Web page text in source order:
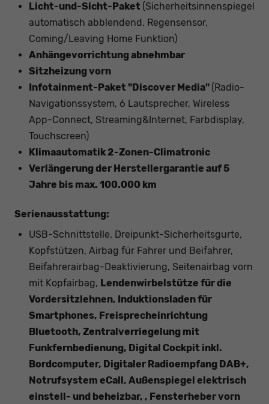
Licht-und-Sicht-Paket (Sicherheitsinnenspiegel
automatisch abblendend, Regensensor,
Coming/Leaving Home Funktion)
Anhängevorrichtung abnehmbar
Sitzheizung vorn
Infotainment-Paket "Discover Media" (Radio-
Navigationssystem, 6 Lautsprecher, Wireless
App-Connect, Streaming&Internet, Farbdisplay,
Touchscreen)
Klimaautomatik 2-Zonen-Climatronic
Verlängerung der Herstellergarantie auf 5
Jahre bis max. 100.000 km
Serienausstattung:
USB-Schnittstelle, Dreipunkt-Sicherheitsgurte,
Kopfstützen, Airbag für Fahrer und Beifahrer,
Beifahrerairbag-Deaktivierung, Seitenairbag vorn
mit Kopfairbag, Lendenwirbelstütze für die
Vordersitzlehnen, Induktionsladen für
Smartphones, Freisprecheinrichtung
Bluetooth, Zentralverriegelung mit
Funkfernbedienung, Digital Cockpit inkl.
Bordcomputer, Digitaler Radioempfang DAB+,
Notrufsystem eCall, Außenspiegel elektrisch
einstell- und beheizbar, , Fensterheber vorn